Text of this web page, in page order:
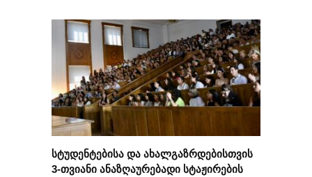
სტუდენტებისა და ახალგაზრდებისთვის
3-თვიანი ანაზღაურებადი სტაჟირების